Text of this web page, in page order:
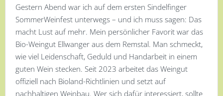
Gestern Abend war ich auf dem ersten Sindelfinger
SommerWeinfest unterwegs – und ich muss sagen: Das
macht Lust auf mehr. Mein persönlicher Favorit war das
Bio-Weingut Ellwanger aus dem Remstal. Man schmeckt,
wie viel Leidenschaft, Geduld und Handarbeit in einem
guten Wein stecken. Seit 2023 arbeitet das Weingut
offiziell nach Bioland-Richtlinien und setzt auf
nachhaltigen Weinbau. Wer sich dafür interessiert, sollte